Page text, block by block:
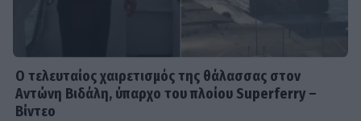
elegance σε άλλο επίπεδο
Ο τελευταίος χαιρετισμός της θάλασσας στον
Αντώνη Βιδάλη, ύπαρχο του πλοίου Superferry –
Βίντεο